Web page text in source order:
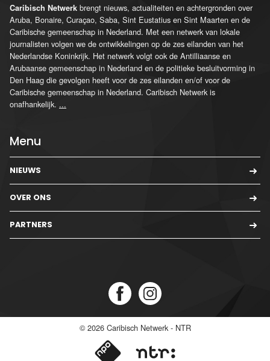
Caribisch Netwerk brengt nieuws, actualiteiten en achtergronden over
Aruba, Bonaire, Curaçao, Saba, Sint Eustatius en Sint Maarten en de
Caribische gemeenschap in Nederland. Met een netwerk van lokale
journalisten volgen we de ontwikkelingen op de zes eilanden van het
Nederlandse Koninkrijk. Het netwerk volgt ook de Antilliaanse en
Arubaanse gemeenschap in Nederland en de politieke besluitvorming in
Den Haag die gevolgen heeft voor de zes eilanden en/of voor de
Caribische gemeenschap in Nederland. Caribisch Netwerk is
onafhankelijk. ...
Menu
NIEUWS
OVER ONS
PARTNERS
© 2026 Caribisch Netwerk - NTR